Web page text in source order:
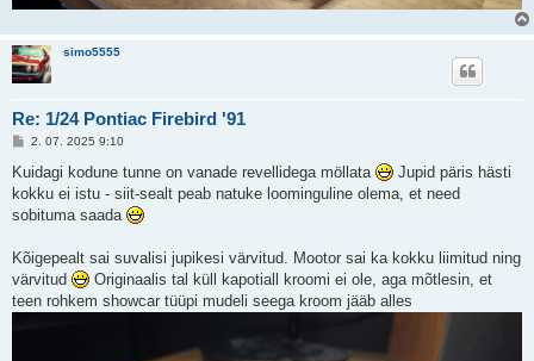
simo5555
Re: 1/24 Pontiac Firebird '91
P
s
i
t
2. 07. 2025 9:10
Kuidagi kodune tunne on vanade revellidega möllata
Jupid päris hästi
kokku ei istu - siit-sealt peab natuke loominguline olema, et need
sobituma saada
Kõigepealt sai suvalisi jupikesi värvitud. Mootor sai ka kokku liimitud ning
värvitud
Originaalis tal küll kapotiall kroomi ei ole, aga mõtlesin, et
teen rohkem showcar tüüpi mudeli seega kroom jääb alles